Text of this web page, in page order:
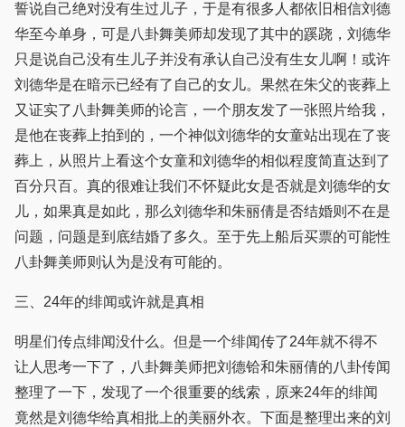
誓说自己绝对没有生过儿子，于是有很多人都依旧相信刘德
华至今单身，可是八卦舞美师却发现了其中的蹊跷，刘德华
只是说自己没有生儿子并没有承认自己没有生女儿啊！或许
刘德华是在暗示已经有了自己的女儿。果然在朱父的丧葬上
又证实了八卦舞美师的论言，一个朋友发了一张照片给我，
是他在丧葬上拍到的，一个神似刘德华的女童站出现在了丧
葬上，从照片上看这个女童和刘德华的相似程度简直达到了
百分只百。真的很难让我们不怀疑此女是否就是刘德华的女
儿，如果真是如此，那么刘德华和朱丽倩是否结婚则不在是
问题，问题是到底结婚了多久。至于先上船后买票的可能性
八卦舞美师则认为是没有可能的。
三、24年的绯闻或许就是真相
明星们传点绯闻没什么。但是一个绯闻传了24年就不得不
让人思考一下了，八卦舞美师把刘德铪和朱丽倩的八卦传闻
整理了一下，发现了一个很重要的线索，原来24年的绯闻
竟然是刘德华给真相批上的美丽外衣。下面是整理出来的刘